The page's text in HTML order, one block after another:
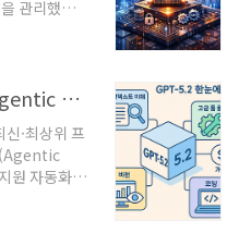
편)선택지
관리했다
.핵심 추
/에이전
에이전트가
션해 일을
Agent
전트를
줄링/컨텍스
는 구조를
GPT-5.2 에이전트형 업무(Agentic Work), 데이터 분석 자동화 최적화 모델
·최상위 프
(Agentic
원 자동화
플랜)와